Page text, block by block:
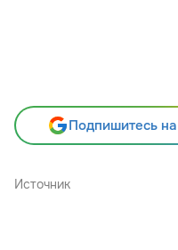
Подпишитесь
Источник